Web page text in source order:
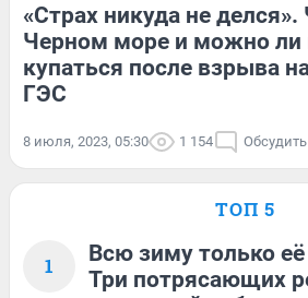
«Страх никуда не
Черном море и можно ли
купаться после взрыва
ГЭС
8 июля, 2023, 05:30 1 154 Обсудить
ТОП 5
1
Всю зиму только её
Три потрясающих